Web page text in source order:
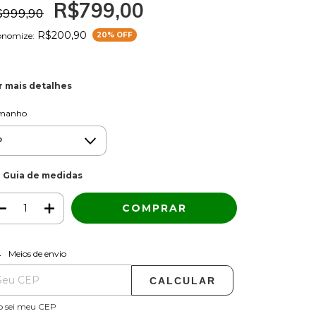
R$799,00
R$200,90 20% OFF
mais detalhes
Guia de medidas
para o CEP:
Meios de envio
CALCULAR
sei meu CEP